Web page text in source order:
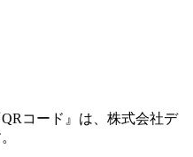
コード』は、株式会社デ